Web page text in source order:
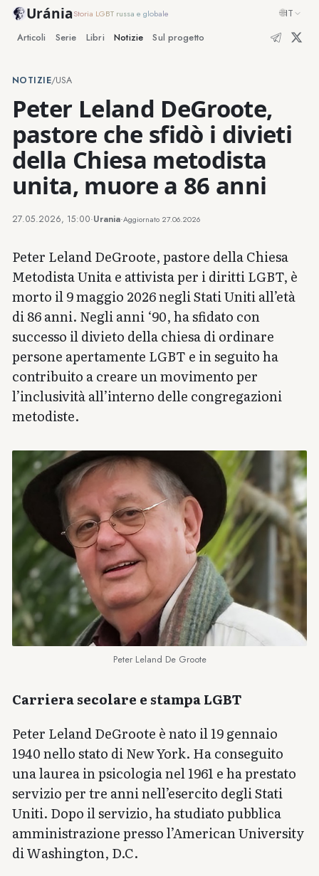
UrániaStoria LGBT russa e globale 🌐IT
Articoli Serie Libri Notizie Sul progetto
NOTIZIE/USA
Peter Leland DeGroote,
pastore che sfidò i divieti
della Chiesa metodista
unita, muore a 86 anni
27.05.2026, 15:00·Urania·Aggiornato 27.06.2026
Peter Leland DeGroote, pastore della Chiesa
Metodista Unita e attivista per i diritti LGBT, è
morto il 9 maggio 2026 negli Stati Uniti all’età
di 86 anni. Negli anni ‘90, ha sfidato con
successo il divieto della chiesa di ordinare
persone apertamente LGBT e in seguito ha
contribuito a creare un movimento per
l’inclusività all’interno delle congregazioni
metodiste.
Peter Leland De Groote
Carriera secolare e stampa LGBT
Peter Leland DeGroote è nato il 19 gennaio
1940 nello stato di New York. Ha conseguito
una laurea in psicologia nel 1961 e ha prestato
servizio per tre anni nell’esercito degli Stati
Uniti. Dopo il servizio, ha studiato pubblica
amministrazione presso l’American University
di Washington, D.C.